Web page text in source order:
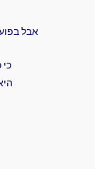
אבל